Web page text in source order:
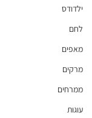
ילדודס
לחם
מאפים
מרקים
ממרחים
עוגות